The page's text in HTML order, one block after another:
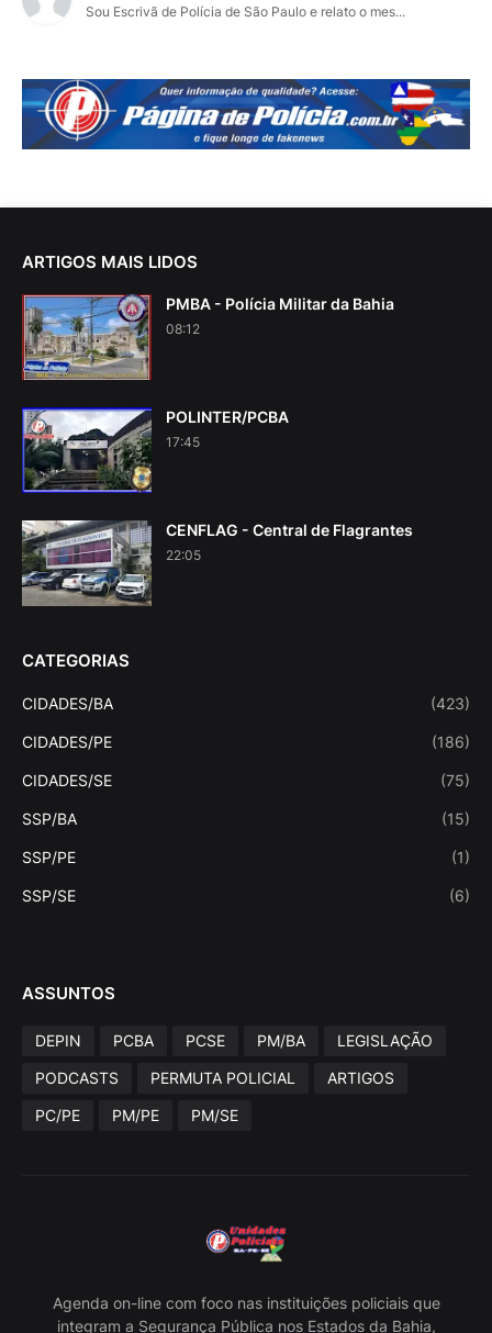
Sou Escrivã de Polícia de São Paulo e relato o mes...
ARTIGOS MAIS LIDOS
PMBA - Polícia Militar da Bahia
08:12
POLINTER/PCBA
17:45
CENFLAG - Central de Flagrantes
22:05
CATEGORIAS
CIDADES/BA (423)
CIDADES/PE (186)
CIDADES/SE (75)
SSP/BA (15)
SSP/PE (1)
SSP/SE (6)
ASSUNTOS
DEPIN PCBA PCSE PM/BA
LEGISLAÇÃO
PODCASTS
PERMUTA POLICIAL
ARTIGOS
PC/PE
PM/PE PM/SE
Agenda on-line com foco nas instituições policiais que
integram a Segurança Pública nos Estados da Bahia,